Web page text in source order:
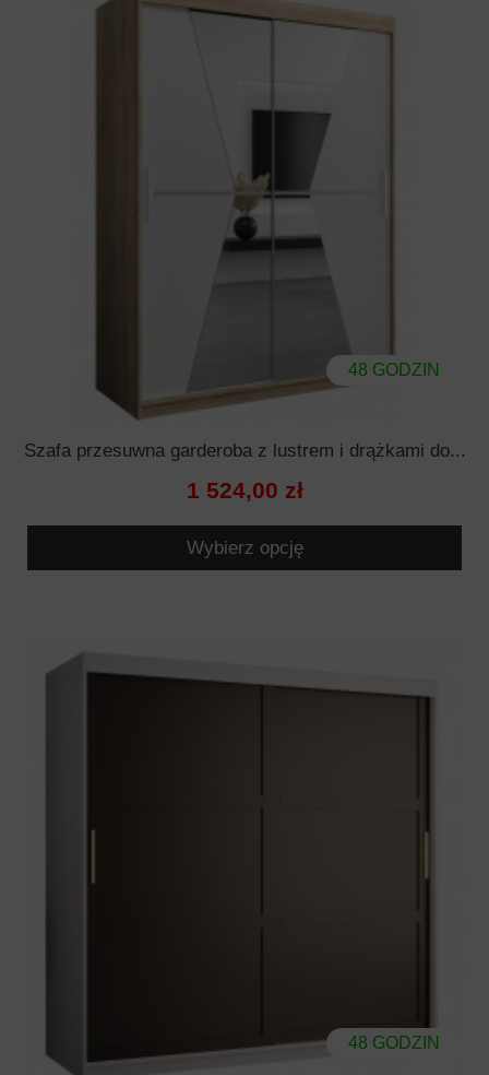
48 GODZIN
Szafa przesuwna garderoba z lustrem i drążkami do...
1 524,00 zł
Wybierz opcję
48 GODZIN